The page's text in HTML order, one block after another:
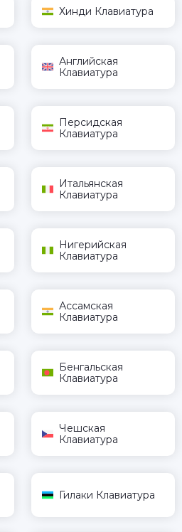
Хинди Клавиатура
Английская
Клавиатура
Персидская
Клавиатура
Итальянская
Клавиатура
Нигерийская
Клавиатура
Ассамская
Клавиатура
Бенгальская
Клавиатура
Чешская
Клавиатура
Гилаки Клавиатура